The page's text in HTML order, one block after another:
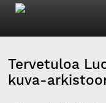
Tervetuloa
kuva-